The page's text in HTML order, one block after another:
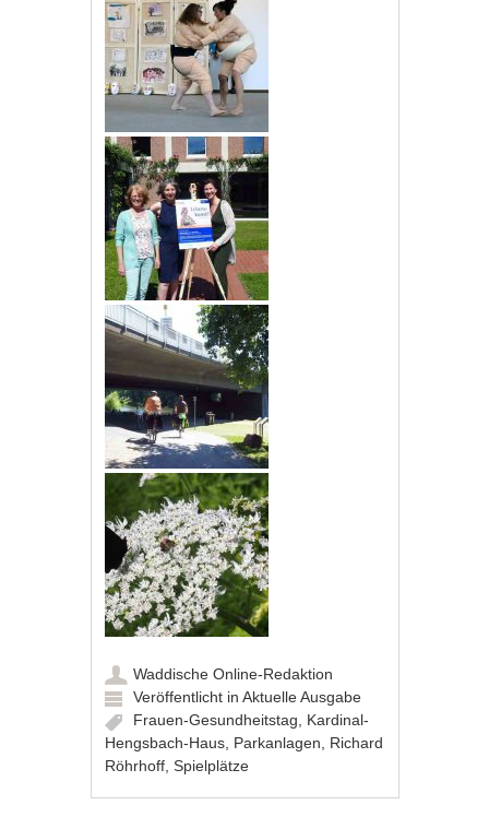
Waddische Online-Redaktion
Veröffentlicht inAktuelle Ausgabe
Frauen-Gesundheitstag
Kardinal-
Hengsbach-Haus Parkanlagen
Richard
Röhrhoff ,Spielplätze